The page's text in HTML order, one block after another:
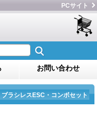
PCサイト
お問い合わせ
ブラシレスESC・コンボセット